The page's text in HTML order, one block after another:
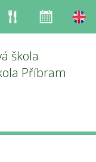
Strava
škola
Příbram